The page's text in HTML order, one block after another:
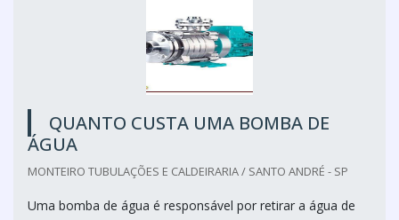
QUANTO CUSTA UMA BOMBA DE
ÁGUA
MONTEIRO TUBULAÇÕES E CALDEIRARIA / SANTO ANDRÉ - SP
Uma bomba de água é responsável por retirar a água de